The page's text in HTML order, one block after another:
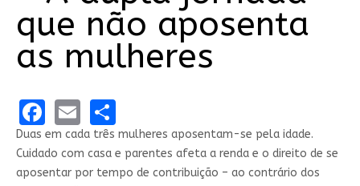
que não aposenta
as mulheres
Facebook
EmailShare
Duas em cada três mulheres aposentam-se pela idade.
Cuidado com casa e parentes afeta a renda e o direito de se
aposentar por tempo de contribuição – ao contrário dos